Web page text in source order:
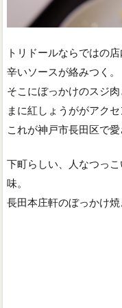
トリドールならではの
辛いソースが絡みつく。
そこにぼっかけのスジ
まに紅しょうががアクセ
これが神戸市長田区で
下町らしい、人なつっ
味。
長田本庄軒のぼっかけ焼